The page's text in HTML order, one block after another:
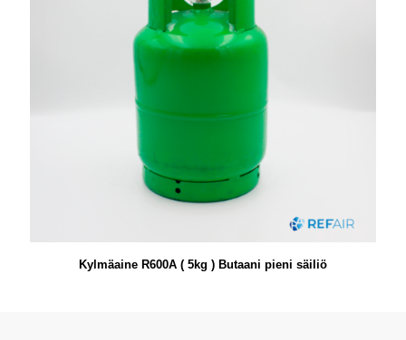
Kylmäaine R600A ( 5kg ) Butaani pieni säiliö